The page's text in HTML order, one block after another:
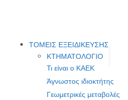
ΤΟΜΕΙΣ ΕΞΕΙΔΙΚΕΥΣΗΣ
ΚΤΗΜΑΤΟΛΟΓΙΟ
Τι είναι ο ΚΑΕΚ
Άγνωστος ιδιοκτήτης
Γεωμετρικές μεταβολές